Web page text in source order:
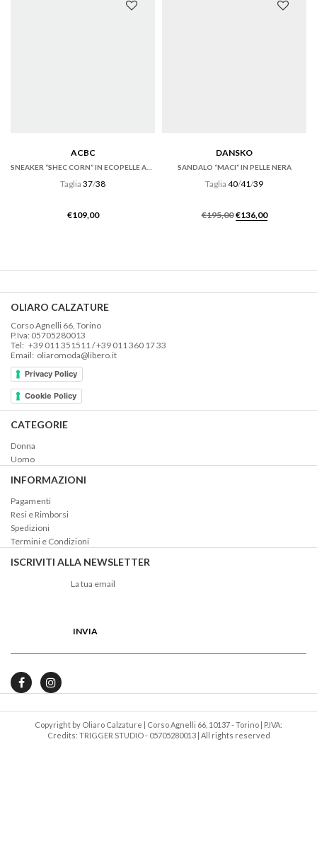
ACBC
Taglia 37/38
€109,00
DANSKO
SANDALO “MACI” IN PELLE NERA
Taglia 40/41/39
€195,00 Il
€195,00.
€136,00Il
€136,00.
OLIARO CALZATURE
Corso Agnelli 66, Torino
P.Iva: 05705280013
Tel: +39 011 351511 / +39 011 360 17 33
Email: oliaromoda@libero.it
Privacy Policy
Cookie Policy
CATEGORIE
Donna
Uomo
INFORMAZIONI
Pagamenti
Resi e Rimborsi
Spedizioni
Termini e Condizioni
ISCRIVITI ALLA NEWSLETTER
Copyright by Oliaro Calzature | Corso Agnelli 66, 10137 - Torino | P.IVA:
05705280013 | All rights reserved -
Credits: TRIGGER STUDIO